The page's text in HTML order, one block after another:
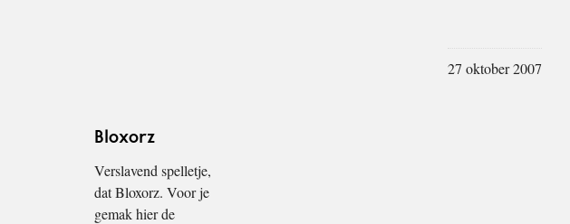
27 oktober 2007
Bloxorz
Verslavend spelletje,
dat Bloxorz. Voor je
gemak hier de